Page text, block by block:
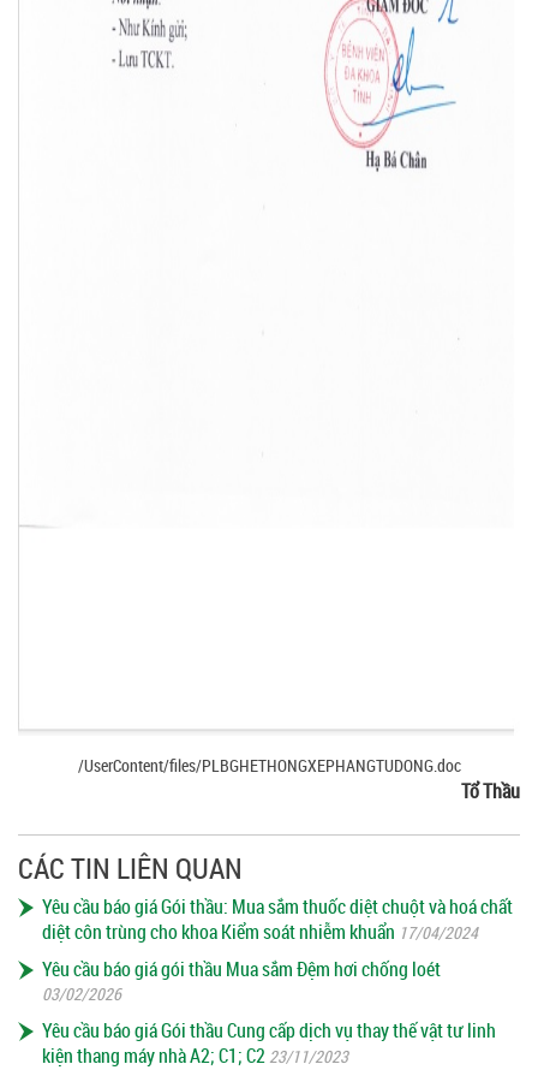
/UserContent/files/PLBGHETHONGXEPHANGTUDONG.doc
Tổ Thầu
CÁC TIN LIÊN QUAN
Yêu cầu báo giá Gói thầu: Mua sắm thuốc diệt chuột và hoá chất
diệt côn trùng cho khoa Kiểm soát nhiễm khuẩn 17/04/2024
Yêu cầu báo giá gói thầu Mua sắm Đệm hơi chống loét
03/02/2026
Yêu cầu báo giá Gói thầu Cung cấp dịch vụ thay thế vật tư linh
kiện thang máy nhà A2; C1; C2 23/11/2023